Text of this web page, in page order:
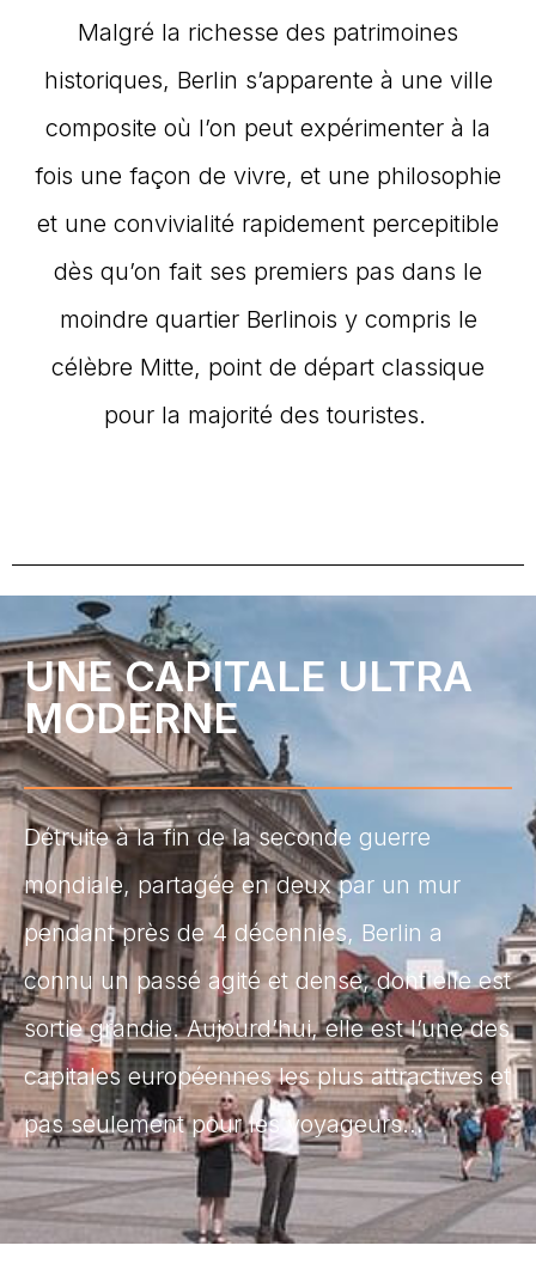
Malgré la richesse des patrimoines
historiques, Berlin s’apparente à une ville
composite où l’on peut expérimenter à la
fois une façon de vivre, et une philosophie
et une convivialité rapidement percepitible
dès qu’on fait ses premiers pas dans le
moindre quartier Berlinois y compris le
célèbre Mitte, point de départ classique
pour la majorité des touristes.
UNE CAPITALE ULTRA
MODERNE
Détruite à la fin de la seconde guerre
mondiale, partagée en deux par un mur
pendant près de 4 décennies, Berlin a
connu un passé agité et dense, dont elle est
sortie grandie. Aujourd’hui, elle est l’une des
capitales européennes les plus attractives et
pas seulement pour les voyageurs…